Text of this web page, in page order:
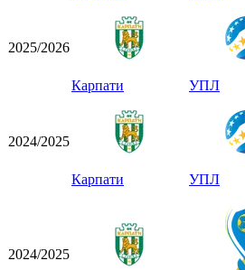
2025/2026
Карпати УПЛ
2024/2025
Карпати УПЛ
2024/2025